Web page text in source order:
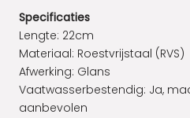
Specificaties
Lengte: 22cm
Materiaal: Roestvrijstaal (RVS)
Afwerking: Glans
Vaatwasserbestendig: Ja,
aanbevolen